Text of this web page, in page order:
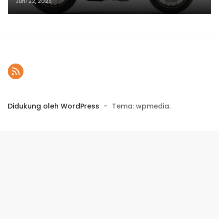
Didukung oleh WordPress - Tema: wpmedia.